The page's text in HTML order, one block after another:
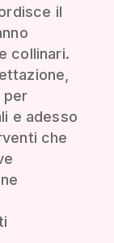
il
collinari.
per
e adesso
che